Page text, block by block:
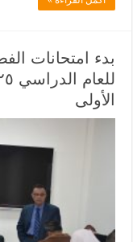
بدء امتحانات
الأولى